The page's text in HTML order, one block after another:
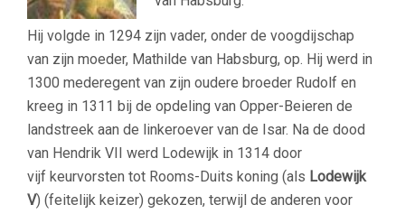
Hij volgde in 1294 zijn vader, onder de voogdijschap
van zijn moeder, Mathilde van Habsburg, op. Hij werd in
1300 mederegent van zijn oudere broeder Rudolf en
kreeg in 1311 bij de opdeling van Opper-Beieren de
landstreek aan de linkeroever van de Isar. Na de dood
van Hendrik VII werd Lodewijk in 1314 door
vijf keurvorsten tot Rooms-Duits koning (als Lodewijk
V) (feitelijk keizer) gekozen, terwijl de anderen voor